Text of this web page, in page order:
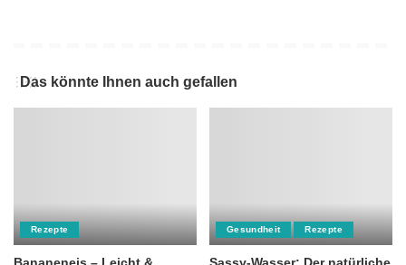
Das könnte Ihnen auch gefallen
Rezepte
Bananeneis – Leicht &
Gesundheit Rezepte
Sassy-Wasser: Der natürliche